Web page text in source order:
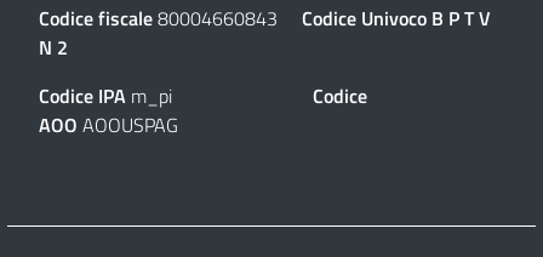
Codice fiscale80004660843 Codice Univoco B P T V
N 2
Codice IPA m_pi Codice
AOO AOOUSPAG